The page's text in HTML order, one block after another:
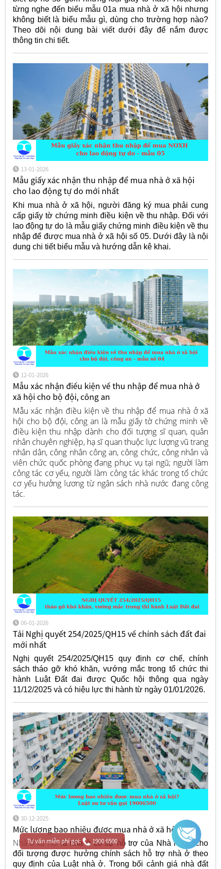
từng nghe đến biểu mẫu 01a mua nhà ở xã hội nhưng
không biết là biểu mẫu gì, dùng cho trường hợp nào?
Theo dõi nội dung bài viết dưới đây để nắm được
thông tin chi tiết.
13-01-2026
Mẫu giấy xác nhận thu nhập để mua nhà ở xã hội
cho lao động tự do mới nhất
Khi mua nhà ở xã hội, người đăng ký mua phải cung
cấp giấy tờ chứng minh điều kiện về thu nhập. Đối với
lao động tự do là mẫu giấy chứng minh điều kiện về thu
nhập để được mua nhà ở xã hội số 05. Dưới đây là nội
dung chi tiết biểu mẫu và hướng dẫn kê khai.
12-01-2026
Mẫu xác nhận điều kiện về thu nhập để mua nhà ở
xã hội cho bộ đội, công an
Mẫu xác nhận điều kiện về thu nhập để mua nhà ở xã
hội cho bộ đội, công an là mẫu giấy tờ chứng minh về
điều kiện thu nhập dành cho đối tượng sĩ quan, quân
nhân chuyên nghiệp, hạ sĩ quan thuộc lực lượng vũ trang
nhân dân, công nhân công an, công chức, công nhân và
viên chức quốc phòng đang phục vụ tại ngũ; người làm
công tác cơ yếu, người làm công tác khác trong tổ chức
cơ yếu hưởng lương từ ngân sách nhà nước đang công
tác.
06-01-2026
Tải Nghị quyết 254/2025/QH15 về chính sách đất đai
mới nhất
Nghị quyết 254/2025/QH15 quy định cơ chế, chính
sách tháo gỡ khó khăn, vướng mắc trong tổ chức thi
hành Luật Đất đai được Quốc hội thông qua ngày
11/12/2025 và có hiệu lực thi hành từ ngày 01/01/2026.
30-12-2025
Mức lương bao nhiêu được mua nhà ở xã hội?
Nhà ở xã hộilà nhà ở có sự hỗ trợ của Nhà nước cho
đối tượng được hưởng chính sách hỗ trợ nhà ở theo
quy định của Luật nhà ở. Trong bối cảnh giá nhà đất
Tư vấn miễn phí gọi: 1900 6500